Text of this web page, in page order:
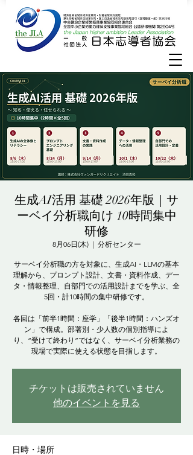
生成AI活用 基礎 2026年版｜サ
ーベイ分析職向け 10時間集中
研修
8月06日(木)
  |
分析センター
サーベイ分析職の方を対象に、生成AI・LLMの基本
理解から、プロンプト設計、文書・資料作成、デー
タ・情報整理、自部門での活用設計までを学ぶ、全
5回・計10時間の集中研修です。
各回は「前半1時間：座学」「後半1時間：ハンズオ
ン」で構成。部署別・少人数の個別指導によ
り、“受けて終わり”ではなく、サーベイ分析業務の
現場で実際に使える状態を目指します。
チケットは販売されていません
他のイベントを見る
日時・場所